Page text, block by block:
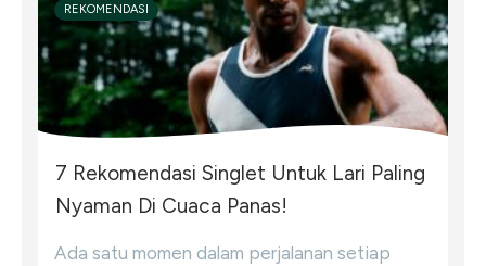
REKOMENDASI
7 Rekomendasi Singlet Untuk Lari Paling
Nyaman Di Cuaca Panas!
Ada satu momen dalam perjalanan setiap